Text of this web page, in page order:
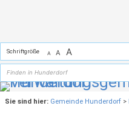
Schriftgröße A A A
Sie sind hier: Gemeinde Hunderdorf >